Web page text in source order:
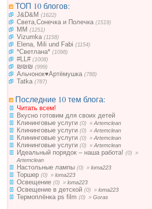
ТОП 10 блогов:
J&D&M (1622)
Света,Сонечка и Полечка (1519)
MM (1251)
Vizumka (1158)
Elena, Mili und Fabi (1154)
*Светлана* (1098)
#LL# (1008)
₪₪₪ (999)
Альчонок♥Артёмушка (788)
Tatka (787)
Последние 10 тем блога:
Читать всем!
Вкусно готовим для своих детей
Клининговые услуги (0) » Artemclean
Клининговые услуги (0) » Artemclean
Клининговые услуги (0) » Artemclean
Клининговые услуги (0) » Artemclean
Идеальный порядок – наша работа! (0) »
Artemclean
Настольные лампы (0) » loma223
Торшер (0) » loma223
Освещение (0) » loma223
Освещение в детской (0) » loma223
Термоплёнка ps film (0) » Goras